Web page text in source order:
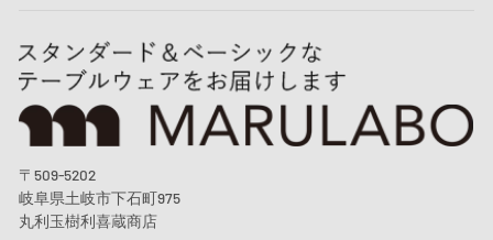
〒509-5202
岐阜県土岐市下石町975
丸利玉樹利喜蔵商店